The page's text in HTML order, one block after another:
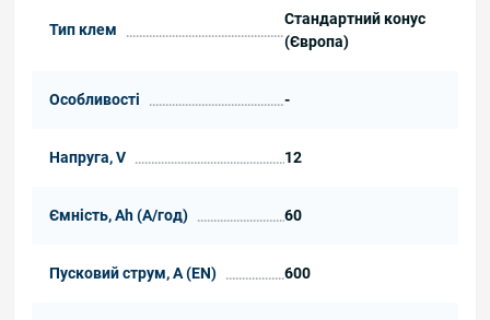
Тип клем
Стандартний конус
(Європа)
Особливості -
Напруга, V 12
Ємність, Ah (А/год) 60
Пусковий струм, А (EN) 600